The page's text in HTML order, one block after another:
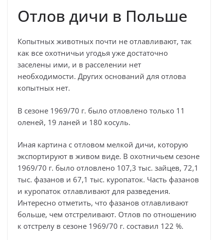
Отлов дичи в Польше
Копытных животных почти не отлавливают, так
как все охотничьи угодья уже достаточно
заселены ими, и в расселении нет
необходимости. Других оснований для отлова
копытных нет.
В сезоне 1969/70 г. было отловлено только 11
оленей, 19 ланей и 180 косуль.
Иная картина с отловом мелкой дичи, которую
экспортируют в живом виде. В охотничьем сезоне
1969/70 г. было отловлено 107,3 тыс. зайцев, 72,1
тыс. фазанов и 67,1 тыс. куропаток. Часть фазанов
и куропаток отлавливают для разведения.
Интересно отметить, что фазанов отлавливают
больше, чем отстреливают. Отлов по отношению
к отстрелу в сезоне 1969/70 г. составил 122 %.